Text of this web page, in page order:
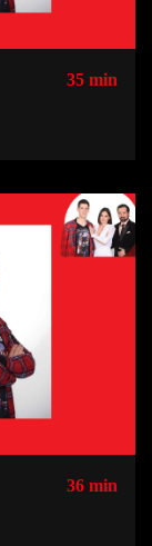
35 min
36 min